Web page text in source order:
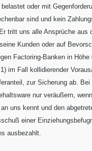
oder mit
sind und kein
tritt uns alle Ansprüche aus
Kunden oder auf
Factoring-Banken in Höhe
im Fall kollidierender
zur Sicherung ab. Bei
nur veräußern,
uns kennt und den
einer
ausbezahlt.